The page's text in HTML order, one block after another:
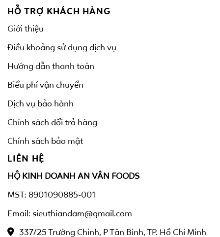
HỖ TRỢ KHÁCH HÀNG
Giới thiệu
Điều khoảng sử dụng dịch vụ
Hướng dẫn thanh toán
Biểu phí vận chuyển
Dịch vụ bảo hành
Chính sách đổi trả hàng
Chính sách bảo mật
LIÊN HỆ
HỘ KINH DOANH AN VÂN FOODS
MST: 8901090885-001
Email: sieuthiandam@gmail.com
337/25 Trường Chinh, P Tân Bình, TP. Hồ Chí Minh